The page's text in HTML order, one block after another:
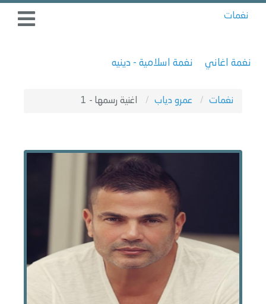
نغمات
نغمة اغاني نغمة اسلامية - دينيه
نغمات عمرو دياب اغنية رسمها - 1